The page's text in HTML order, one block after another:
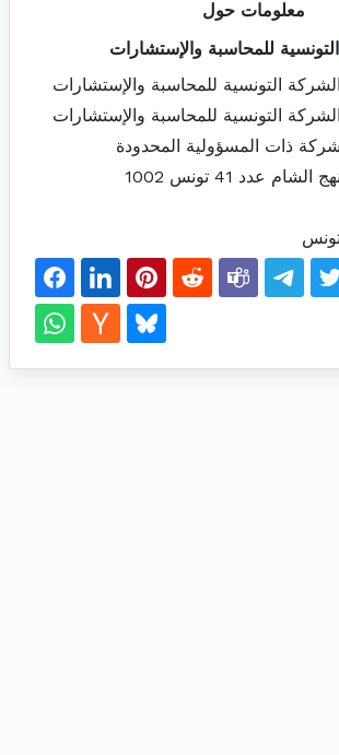
معلومات حول
للمحاسبة والإستشارات
الشركة التونسية للمحاسبة والإستشارات
الشركة التونسية للمحاسبة والإستشارات
شركة ذات المسؤولية المحدودة
نهج الشام عدد 41 تونس 1002